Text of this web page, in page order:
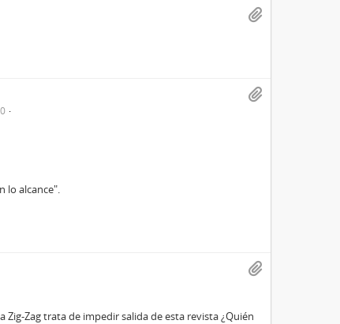
lo alcance".
Zag trata de impedir salida de esta revista ¿Quién